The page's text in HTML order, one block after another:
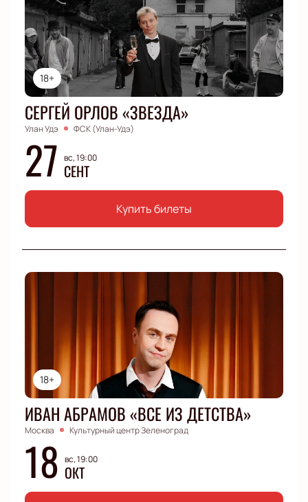
18+
СЕРГЕЙ ОРЛОВ «ЗВЕЗДА»
Улан Удэ ФСК (Улан-Удэ)
27 вс, 19:00
СЕНТ
Купить билеты
18+
ИВАН АБРАМОВ «ВСЕ ИЗ ДЕТСТВА»
Москва Культурный центр Зеленоград
18 вс, 19:00
ОКТ